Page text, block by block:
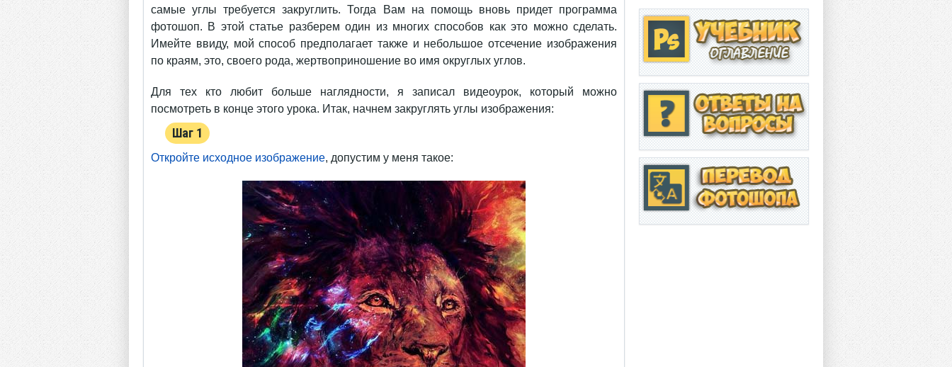
самые углы требуется закруглить. Тогда Вам на помощь вновь придет программа
фотошоп. В этой статье разберем один из многих способов как это можно сделать.
Имейте ввиду, мой способ предполагает также и небольшое отсечение изображения
по краям, это, своего рода, жертвоприношение во имя округлых углов.
Для тех кто любит больше наглядности, я записал видеоурок, который можно
посмотреть в конце этого урока. Итак, начнем закруглять углы изображения:
Шаг 1
Откройте исходное изображение, допустим у меня такое: